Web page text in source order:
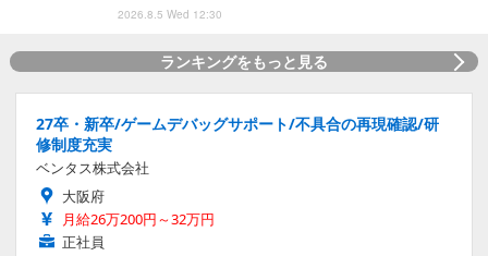
2026.8.5 Wed 12:30
ランキングをもっと見る
27卒・新卒/ゲームデバッグサポート/不具合の再現確認/研
修制度充実
ベンタス株式会社
大阪府
月給26万200円～32万円
正社員